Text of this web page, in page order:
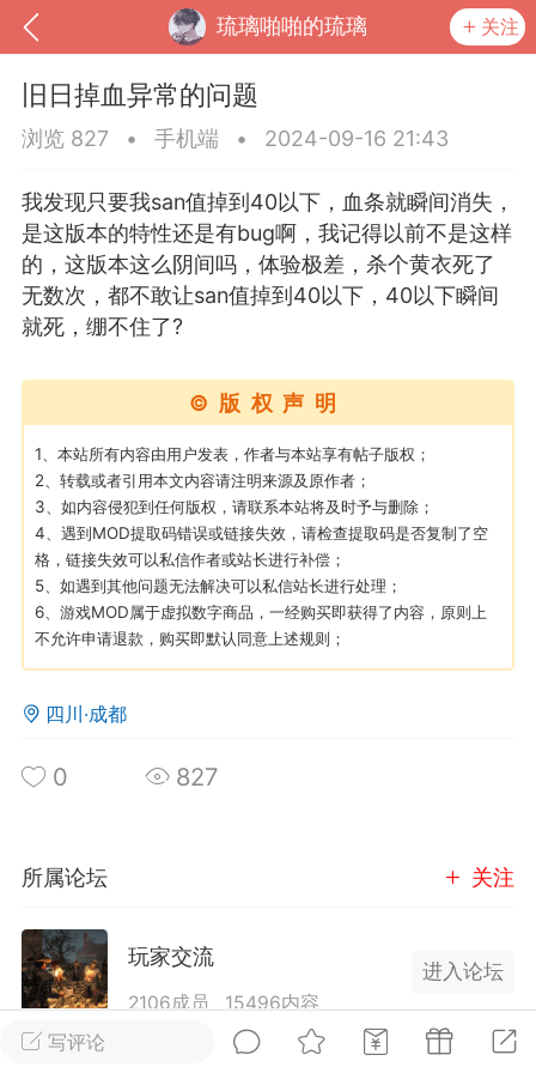
琉璃啪啪的琉璃 关注
道具 排行榜
MOD下载 攻略教程 联机招募
大人
Lv.8
02-10 15:45
电脑端 其他&工具
卖挂
禁止发布联机可用的作弊模组，
单机辅助引流私下售卖服务器外挂！
作弊模组在联机服务器使用,为了维护游
汉
72 2.22w
大人
Lv.8
写评论
旧日掉血异常的问题
浏览 827 • 手机端 • 2024-09-16 21:43
我发现只要我san值掉到40以下，血条就瞬间消失，
是这版本的特性还是有bug啊，我记得以前不是这样
的，这版本这么阴间吗，体验极差，杀个黄衣死了
无数次，都不敢让san值掉到40以下，40以下瞬间
就死，绷不住了?
©版权声明
1、本站所有内容由用户发表，作者与本站享有帖子版权；
2、转载或者引用本文内容请注明来源及原作者；
3、如内容侵犯到任何版权，请联系本站将及时予与删除；
4、遇到MOD提取码错误或链接失效，请检查提取码是否复制了空
格，链接失效可以私信作者或站长进行补偿；
5、如遇到其他问题无法解决可以私信站长进行处理；
6、游戏MOD属于虚拟数字商品，一经购买即获得了内容，原则上
不允许申请退款，购买即默认同意上述规则；
四川·成都
0 827
所属论坛 关注
玩家交流
2106成员 15496内容
进入论坛
为七日杀玩家提供交流、提问、分享平台。发帖请